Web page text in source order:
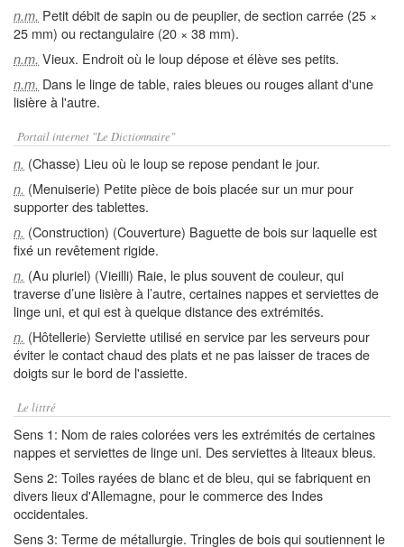
n.m. Petit débit de sapin ou de peuplier, de section carrée (25 ×
25 mm) ou rectangulaire (20 × 38 mm).
n.m. Vieux. Endroit où le loup dépose et élève ses petits.
n.m. Dans le linge de table, raies bleues ou rouges allant d'une
lisière à l'autre.
Portail internet "Le Dictionnaire"
n. (Chasse) Lieu où le loup se repose pendant le jour.
n. (Menuiserie) Petite pièce de bois placée sur un mur pour
supporter des tablettes.
n. (Construction) (Couverture) Baguette de bois sur laquelle est
fixé un revêtement rigide.
n. (Au pluriel) (Vieilli) Raie, le plus souvent de couleur, qui
traverse d’une lisière à l’autre, certaines nappes et serviettes de
linge uni, et qui est à quelque distance des extrémités.
n. (Hôtellerie) Serviette utilisé en service par les serveurs pour
éviter le contact chaud des plats et ne pas laisser de traces de
doigts sur le bord de l'assiette.
Le littré
Sens 1: Nom de raies colorées vers les extrémités de certaines
nappes et serviettes de linge uni. Des serviettes à liteaux bleus.
Sens 2: Toiles rayées de blanc et de bleu, qui se fabriquent en
divers lieux d'Allemagne, pour le commerce des Indes
occidentales.
Sens 3: Terme de métallurgie. Tringles de bois qui soutiennent le